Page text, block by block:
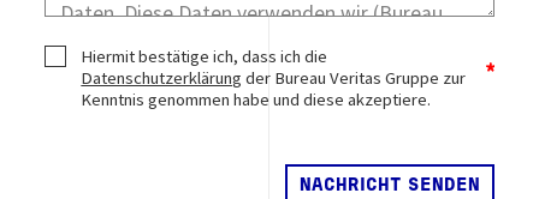
Hiermit bestätige ich, dass ich die
Datenschutzerklärung der Bureau Veritas Gruppe zur
Kenntnis genommen habe und diese akzeptiere.